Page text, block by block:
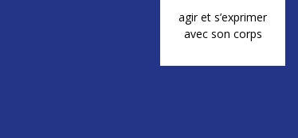
agir et s’exprimer
avec son corps